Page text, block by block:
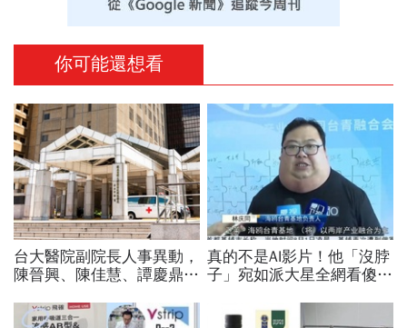
你可能還想看
台大醫院副院長人事異動，
陳晉興、陳佳慧、譚慶鼎接
光
真的不是AI影片！他「沒脖
子」宛如派大星全網看傻...
疾病，2類人要注意